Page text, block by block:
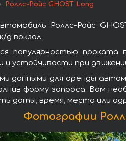
Роллс-Ройс GHOST Long
Роллс-Ройс
д вокзал.
популярностью
устойчивости при
данными для аренды
форму запроса. Вам
даты, время, место или
Фотографии